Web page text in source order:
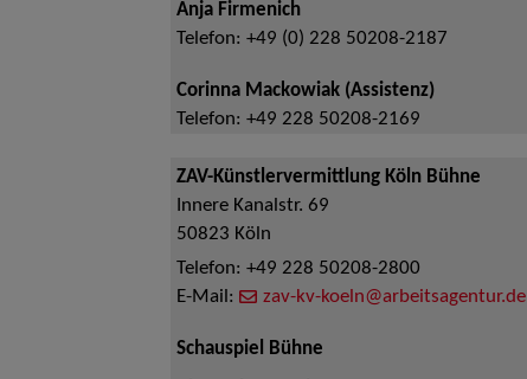
Anja Firmenich
Telefon: +49 (0) 228 50208-2187
Corinna Mackowiak (Assistenz)
Telefon: +49 228 50208-2169
ZAV-Künstlervermittlung Köln Bühne
Innere Kanalstr. 69
50823 Köln
Telefon: +49 228 50208-2800
E-Mail:
zav-kv-koeln@arbeitsagentur.de
Schauspiel Bühne